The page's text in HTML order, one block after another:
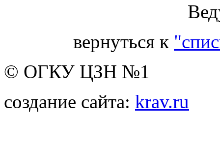
вернуться к
© ОГКУ ЦЗН №1
создание сайта: krav.ru